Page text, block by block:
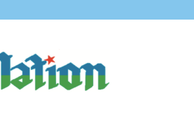
NATION